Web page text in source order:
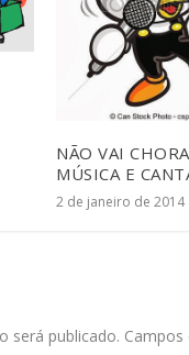
NÃO VAI
MÚSICA E
2 de janeiro de 2014
será publicado.